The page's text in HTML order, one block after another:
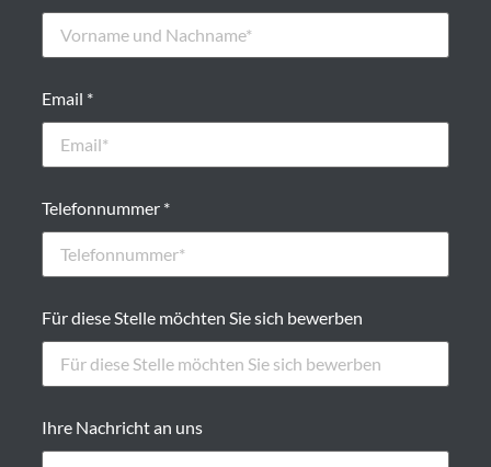
Email *
Telefonnummer *
Für diese Stelle möchten Sie sich bewerben
Ihre Nachricht an uns